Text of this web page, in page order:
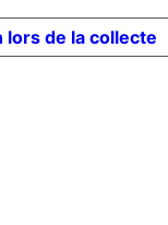
lors de la collecte